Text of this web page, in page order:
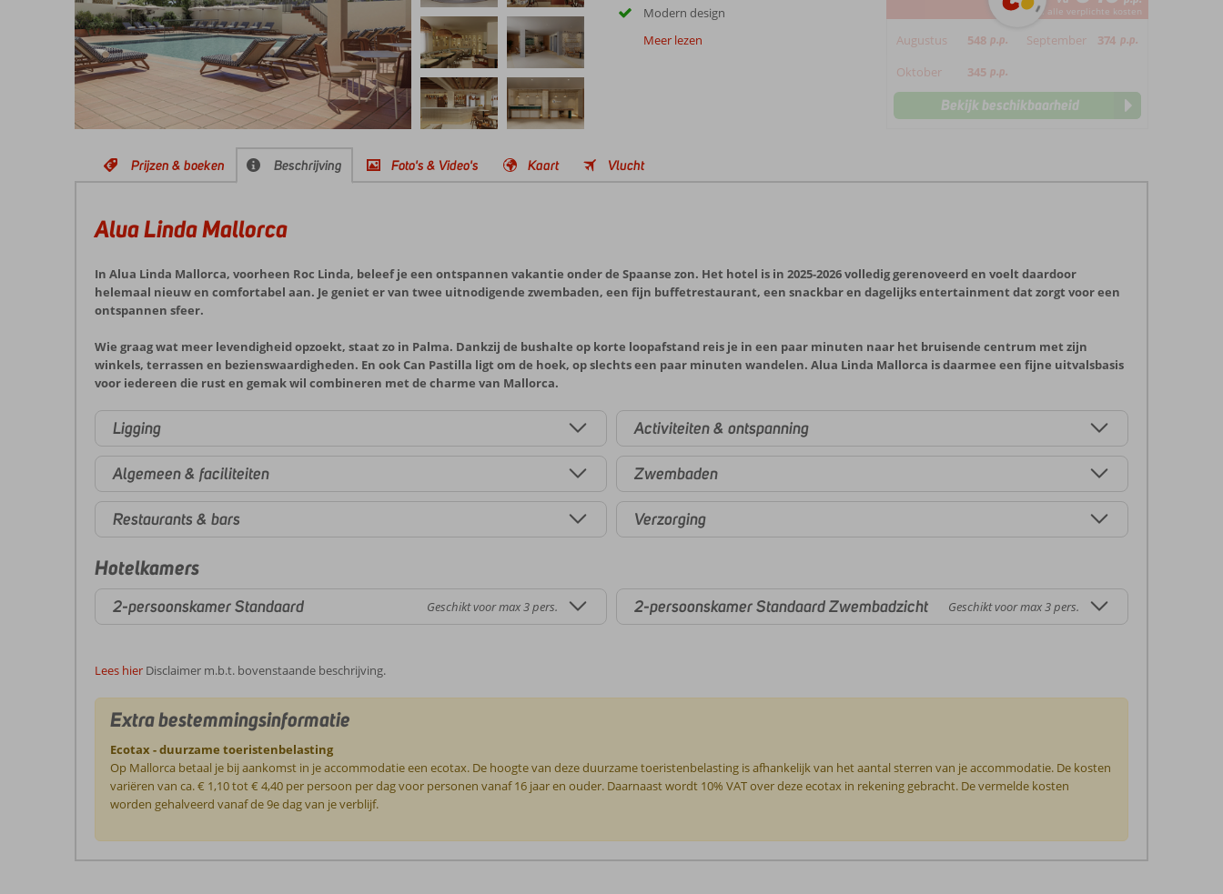
Modern design
Meer lezen
*incl. alle verplichte kosten
Augustus 548 p.p. September 374 p.p.
Oktober 345 p.p.
Bekijk beschikbaarheid
Prijzen & boeken Beschrijving Foto's & Video's Kaart Vlucht
Alua Linda Mallorca
In Alua Linda Mallorca, voorheen Roc Linda, beleef je een ontspannen vakantie onder de Spaanse zon. Het hotel is in 2025-2026 volledig gerenoveerd en voelt daardoor
helemaal nieuw en comfortabel aan. Je geniet er van twee uitnodigende zwembaden, een fijn buffetrestaurant, een snackbar en dagelijks entertainment dat zorgt voor een
ontspannen sfeer.
Wie graag wat meer levendigheid opzoekt, staat zo in Palma. Dankzij de bushalte op korte loopafstand reis je in een paar minuten naar het bruisende centrum met zijn
winkels, terrassen en bezienswaardigheden. En ook Can Pastilla ligt om de hoek, op slechts een paar minuten wandelen. Alua Linda Mallorca is daarmee een fijne uitvalsbasis
voor iedereen die rust en gemak wil combineren met de charme van Mallorca.
Ligging
Algemeen & faciliteiten
Restaurants & bars
Activiteiten & ontspanning
Zwembaden
Verzorging
Hotelkamers
2-persoonskamer Standaard Geschikt voor max 3 pers. 2-persoonskamer Standaard Zwembadzicht Geschikt voor max 3 pers.
Lees hier Disclaimer m.b.t. bovenstaande beschrijving.
Extra bestemmingsinformatie
Ecotax - duurzame toeristenbelasting
Op Mallorca betaal je bij aankomst in je accommodatie een ecotax. De hoogte van deze duurzame toeristenbelasting is afhankelijk van het aantal sterren van je accommodatie. De kosten
variëren van ca. € 1,10 tot € 4,40 per persoon per dag voor personen vanaf 16 jaar en ouder. Daarnaast wordt 10% VAT over deze ecotax in rekening gebracht. De vermelde kosten
worden gehalveerd vanaf de 9e dag van je verblijf.